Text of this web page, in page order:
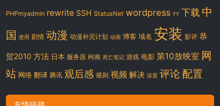
PHPmyadmin rewrite SSH StatusNet wordpress YY 下载 中
国 使用 剧情 动漫 动漫补完计划 动画 博客 域名 安装 影评 恭
贺2010 方法 日本 服务器 柯南 死亡笔记 游戏 电影 第10放映室 网
站 网络 翻译 腾讯 观后感 规则 视频 解决 设置 评论 配置